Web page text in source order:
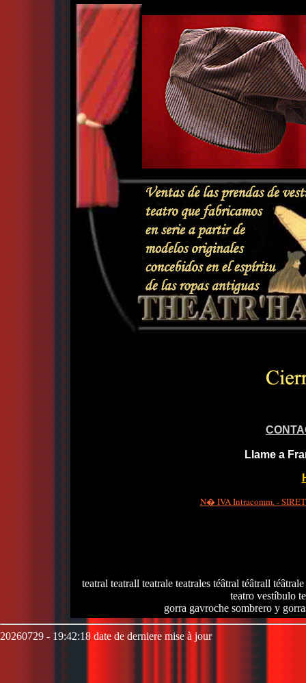
Llame a
N� IVA Intracomm. -
teatral teatrall teatrale teatrales téâtral téâtrall
teatro vestíbulo
gorra gavroche sombrero y
20260729 - 19:42:18 date de derniere mise à jour